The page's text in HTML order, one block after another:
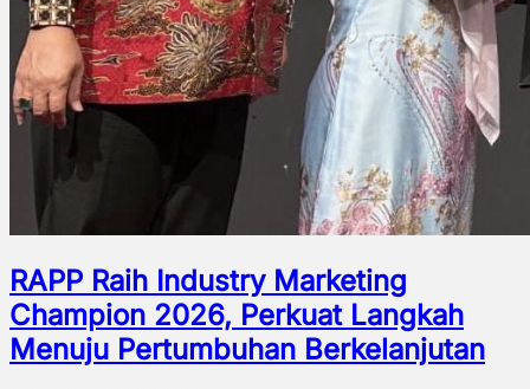
RAPP Raih Industry Marketing
Champion 2026, Perkuat Langkah
Menuju Pertumbuhan Berkelanjutan